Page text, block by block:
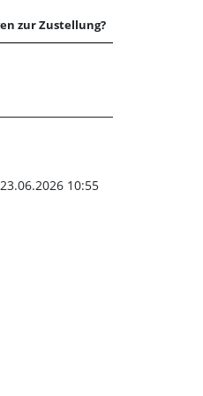
zur Zustellung?
23.06.2026 10:55